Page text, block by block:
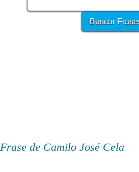
Frase de Camilo José Cela